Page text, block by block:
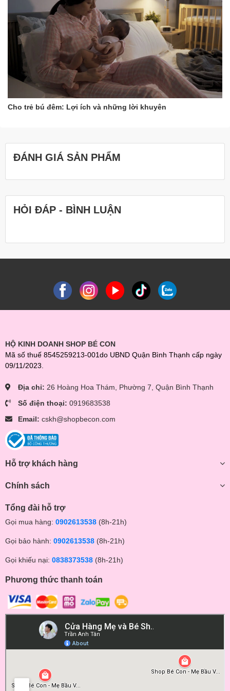
ra bên ngoài. Từ đó giúp bé tăng chiều cao tối đa.
Ngoài các công dụng chính ở trên thì trong sữa Pediasure Úc
được bổ sung với nguồn 28 Vitamin và khoáng chất thiết yếu giúp
cung cấp bữa ăn lành mạnh đầy đủ và cân đối cho bé. Từ đó giúp
giảm thiểu các nguy cơ thiếu chất ở trẻ.
Hướng dẫn sử dụngSữa
Con có tăng trưởng và phát triển tốt hay không phụ thuộc phần
lớn vào cách mẹ chăm con trong đó dinh dưỡng lại là yếu tố quan
dụng đúng hướng dẫn của nhà sản xuất thì mới giúp con tăng
trưởng và phát triển tốt được. Trường hợp mẹ làm khác đi có thể
ảnh hưởng đến sự tăng trưởng của bé như khó hấp thu, rối loạn
dụng cụ pha trong nước sôi, sử dụng nước đun sôi để nguội
Sử dụng muỗng có sẵn trong hộp đong 5 muỗng gạt ngang bột
Pediasure (tương đương với 48,6g) cho vào 190ml nước đun sôi
để nguội được dung dịch 225ml. Khuấy đều cho tan hết và cho bé
Để đạt hiệu quả tăng cân tăng chiều cao tốt nhất cho con mẹ cần
kết hợp với cả chế độ ăn một cách có khoa học. Và khi trẻ sử
dụng Pediasure thì sẽ kích thích cảm giác thèm ăn, ăn ngon
Cho trẻ bú đêm: Lợi ích và những lời khuyên
ĐÁNH GIÁ SẢN PHẨM
HỎI ĐÁP - BÌNH LUẬN
HỘ KINH DOANH SHOP BÉ CON
Mã số thuế 8545259213-001do UBND Quận Bình Thạnh cấp ngày
09/11/2023.
Địa chỉ: 26 Hoàng Hoa Thám, Phường 7, Quận Bình Thạnh
Số điện thoại: 0919683538
Email: cskh@shopbecon.com
Hỗ trợ khách hàng
Chính sách
Tổng đài hỗ trợ
Gọi mua hàng: 0902613538 (8h-21h)
Gọi bảo hành: 0902613538 (8h-21h)
Gọi khiếu nại: 0838373538 (8h-21h)
Phương thức thanh toán